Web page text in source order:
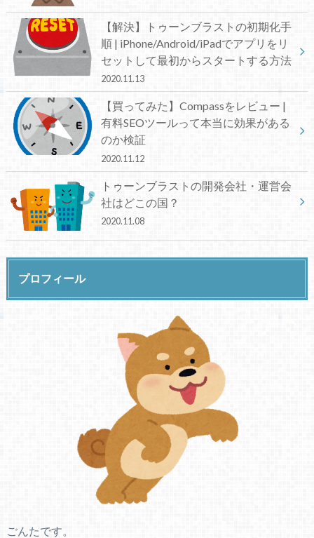
【解決】トゥーンブラストの初期化手
順 | iPhone/Android/iPadでアプリをリ
セットして最初からスタートする方法
2020.11.13
【買ってみた】Compassをレビュー |
有料SEOツールって本当に効果がある
のか検証
2020.11.12
トゥーンブラストの開発会社・運営会
社はどこの国？
2020.11.08
プロフィール
ごんたです。